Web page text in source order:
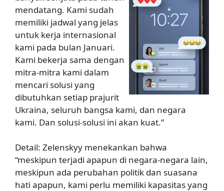
mendatang. Kami sudah
memiliki jadwal yang jelas
untuk kerja internasional
kami pada bulan Januari.
Kami bekerja sama dengan
mitra-mitra kami dalam
mencari solusi yang
dibutuhkan setiap prajurit
Ukraina, seluruh bangsa kami, dan negara
kami. Dan solusi-solusi ini akan kuat.”
Detail: Zelenskyy menekankan bahwa
“meskipun terjadi apapun di negara-negara lain,
meskipun ada perubahan politik dan suasana
hati apapun, kami perlu memiliki kapasitas yang